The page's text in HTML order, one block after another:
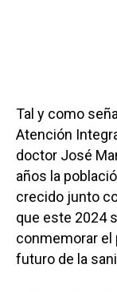
Tal y como
Atención
doctor José
años la
crecido junto
que este 2024
conmemorar el
futuro de la